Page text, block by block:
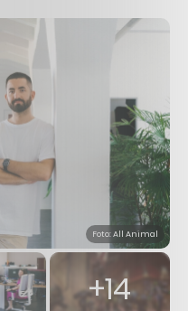
Foto: All Animal
+14